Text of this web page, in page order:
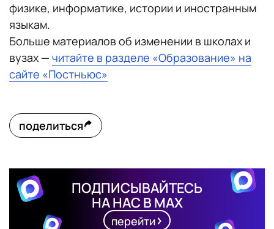
физике, информатике, истории и иностранным
языкам.
Больше материалов об изменении в школах и
вузах — читайте в разделе «Образование» на
сайте «Постньюс»
поделиться
ПОДПИСЫВАЙТЕСЬ
НА НАС В MAX
перейти